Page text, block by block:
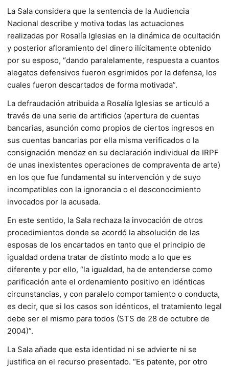
La Sala considera que la sentencia de la Audiencia
Nacional describe y motiva todas las actuaciones
realizadas por Rosalía Iglesias en la dinámica de ocultación
y posterior afloramiento del dinero ilícitamente obtenido
por su esposo, “dando paralelamente, respuesta a cuantos
alegatos defensivos fueron esgrimidos por la defensa, los
cuales fueron descartados de forma motivada”.
La defraudación atribuida a Rosalía Iglesias se articuló a
través de una serie de artificios (apertura de cuentas
bancarias, asunción como propios de ciertos ingresos en
sus cuentas bancarias por ella misma verificados o la
consignación mendaz en su declaración individual de IRPF
de unas inexistentes operaciones de compraventa de arte)
en los que fue fundamental su intervención y de suyo
incompatibles con la ignorancia o el desconocimiento
invocados por la acusada.
En este sentido, la Sala rechaza la invocación de otros
procedimientos donde se acordó la absolución de las
esposas de los encartados en tanto que el principio de
igualdad ordena tratar de distinto modo a lo que es
diferente y por ello, “la igualdad, ha de entenderse como
parificación ante el ordenamiento positivo en idénticas
circunstancias, y con paralelo comportamiento o conducta,
es decir, que si los casos son idénticos, el tratamiento legal
debe ser el mismo para todos (STS de 28 de octubre de
2004)”.
La Sala añade que esta identidad ni se advierte ni se
justifica en el recurso presentado. “Es patente, por otro